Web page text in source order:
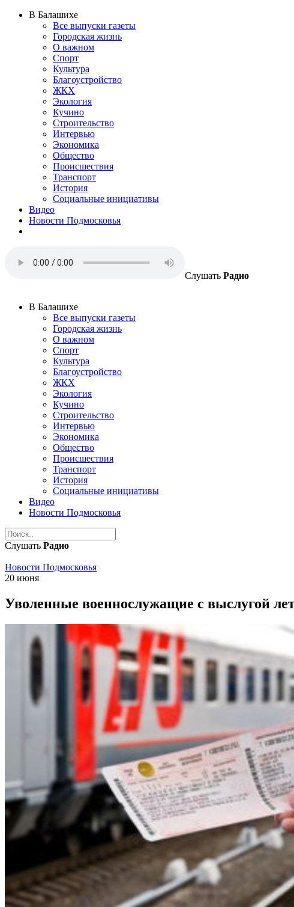
В Балашихе
Все выпуски газеты
Городская жизнь
О важном
Спорт
Культура
Благоустройство
ЖКХ
Экология
Кучино
Строительство
Интервью
Экономика
Общество
Происшествия
Транспорт
История
Социальные инициативы
Видео
Новости Подмосковья
Слушать Радио
В Балашихе
Все выпуски газеты
Городская жизнь
О важном
Спорт
Культура
Благоустройство
ЖКХ
Экология
Кучино
Строительство
Интервью
Экономика
Общество
Происшествия
Транспорт
История
Социальные инициативы
Видео
Новости Подмосковья
Слушать Радио
Новости Подмосковья
20 июня
Уволенные военнослужащие с выслугой